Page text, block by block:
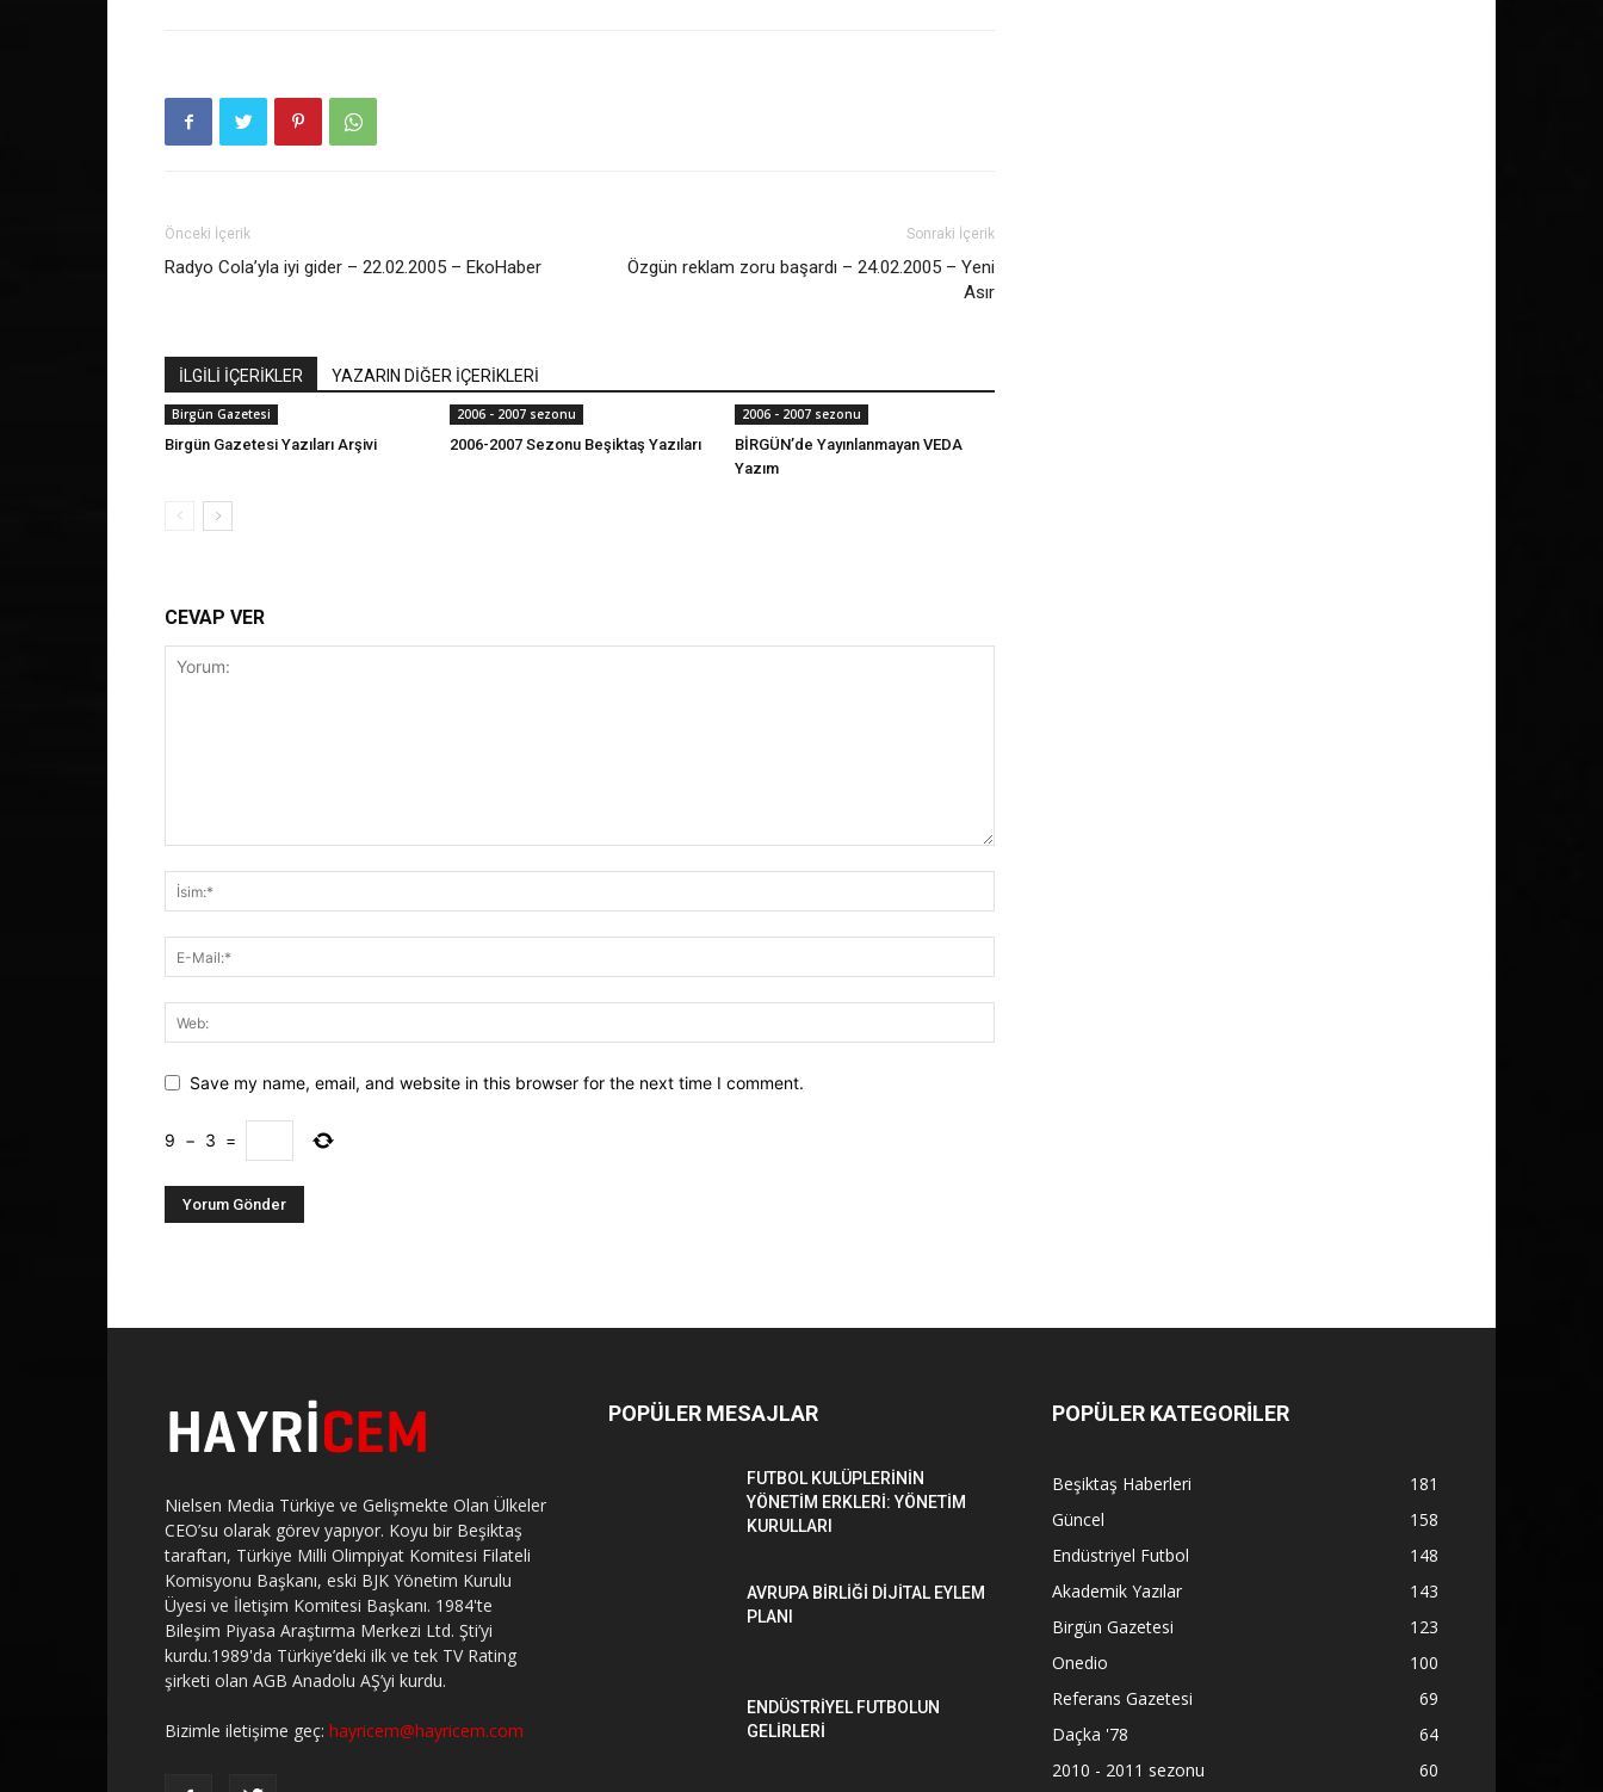
Önceki İçerik
Radyo Cola’yla iyi gider – 22.02.2005 – EkoHaber
Sonraki İçerik
Özgün reklam zoru başardı – 24.02.2005 – Yeni
Asır
İLGİLİ İÇERİKLER YAZARIN DİĞER İÇERİKLERİ
Birgün Gazetesi
Birgün Gazetesi Yazıları Arşivi
2006 - 2007 sezonu
2006-2007 Sezonu Beşiktaş Yazıları
2006 - 2007 sezonu
BİRGÜN’de Yayınlanmayan VEDA
Yazım
CEVAP VER
Save my name, email, and website in this browser for the next time I comment.
9 − 3 =
Nielsen Media Türkiye ve Gelişmekte Olan Ülkeler
CEO’su olarak görev yapıyor. Koyu bir Beşiktaş
taraftarı, Türkiye Milli Olimpiyat Komitesi Filateli
Komisyonu Başkanı, eski BJK Yönetim Kurulu
Üyesi ve İletişim Komitesi Başkanı. 1984'te
Bileşim Piyasa Araştırma Merkezi Ltd. Şti’yi
kurdu.1989'da Türkiye’deki ilk ve tek TV Rating
şirketi olan AGB Anadolu AŞ’yi kurdu.
Bizimle iletişime geç: hayricem@hayricem.com
POPÜLER MESAJLAR
FUTBOL KULÜPLERİNİN
YÖNETİM ERKLERİ: YÖNETİM
KURULLARI
AVRUPA BİRLİĞİ DİJİTAL EYLEM
PLANI
ENDÜSTRİYEL FUTBOLUN
GELİRLERİ
POPÜLER KATEGORİLER
Beşiktaş Haberleri
181
Güncel
158
Endüstriyel Futbol
148
Akademik Yazılar
143
Birgün Gazetesi
123
Onedio
100
Referans Gazetesi
69
Daçka '78
64
2010 - 2011 sezonu
60